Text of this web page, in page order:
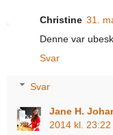
Christine 31.
Denne var
Svar
Svar
Jane H.
2014 kl. 23:22